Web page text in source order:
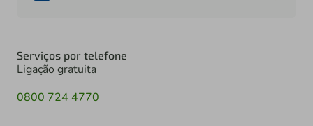
Serviços por telefone
Ligação gratuita
0800 724 4770